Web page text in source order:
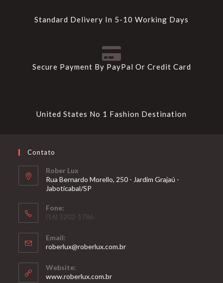
Standard Delivery In 5-10 Working Days
Secure Payment By PayPal Or Credit Card
United States No 1 Fashion Destination
Contato
Rober Lux
Rua Bernardo Morello, 250 - Jardim Grajaú -
Jaboticabal/SP
Fone:
(16) 3202-1786
Email:
roberlux@roberlux.com.br
Website:
www.roberlux.com.br